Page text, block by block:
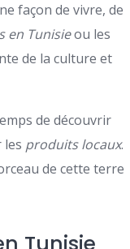
façon de vivre, de
en Tunisieou les
de la culture et
de découvrir
produits locaux.
de cette terre